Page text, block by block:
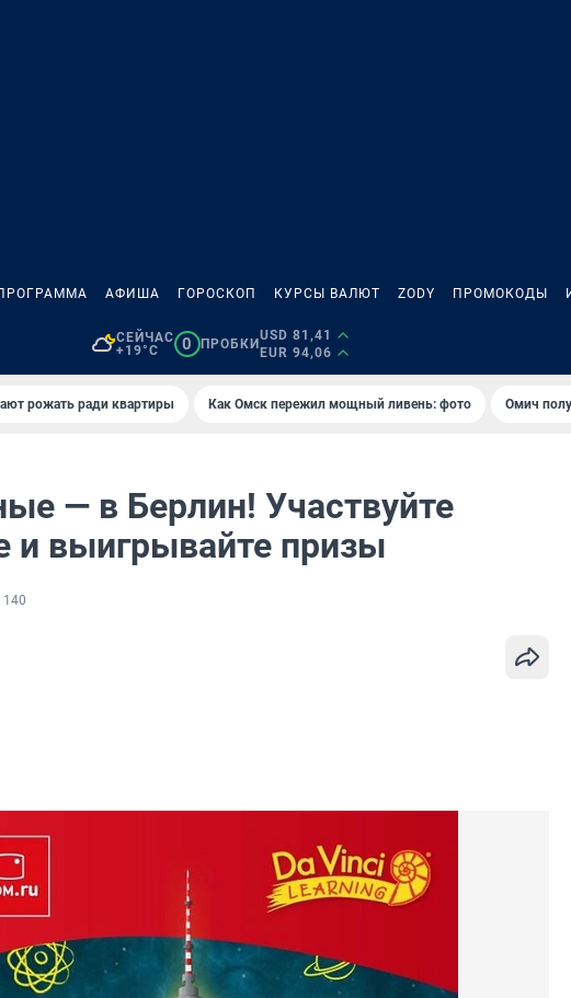
АФИША ГОРОСКОП КУРСЫ ВАЛЮТ ZODY ПРОМОКОДЫ
СЕЙЧАС
+19°C
0 ПРОБКИ
USD 81,41
EUR 94,06
рожать ради квартиры Как Омск пережил мощный ливень: фото Омич
— в Берлин! Участвуйте
и выигрывайте призы
140